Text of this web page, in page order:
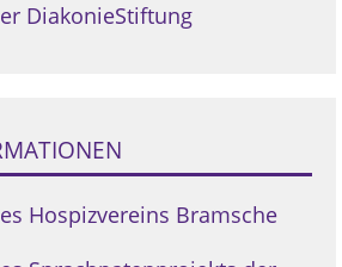
DiakonieStiftung
Hospizvereins Bramsche